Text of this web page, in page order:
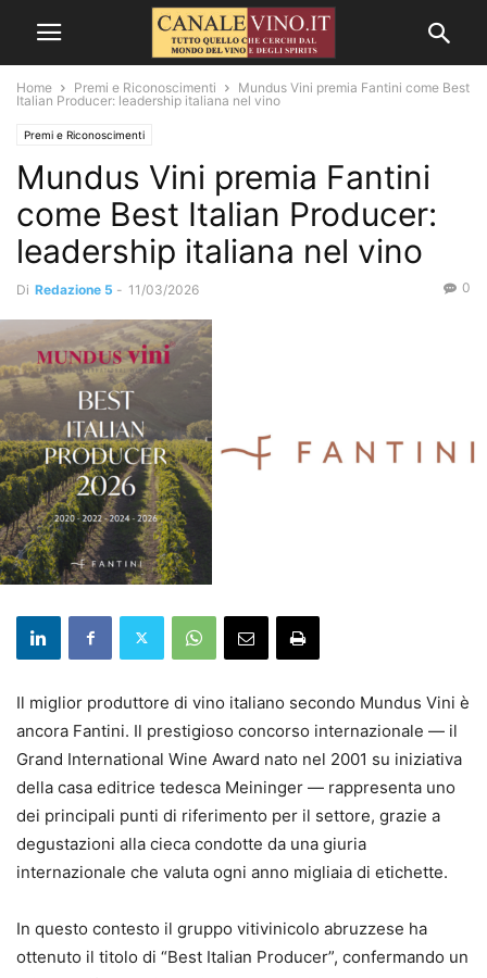
Home Premi e Riconoscimenti
Mundus Vini premia Fantini come Best
Italian Producer: leadership italiana nel vino
Premi e Riconoscimenti
Mundus Vini premia Fantini
come Best Italian Producer:
leadership italiana nel vino
Di Redazione 5 - 11/03/2026 0
Il miglior produttore di vino italiano secondo Mundus Vini è
ancora Fantini. Il prestigioso concorso internazionale — il
Grand International Wine Award nato nel 2001 su iniziativa
della casa editrice tedesca Meininger — rappresenta uno
dei principali punti di riferimento per il settore, grazie a
degustazioni alla cieca condotte da una giuria
internazionale che valuta ogni anno migliaia di etichette.
In questo contesto il gruppo vitivinicolo abruzzese ha
ottenuto il titolo di “Best Italian Producer”, confermando un